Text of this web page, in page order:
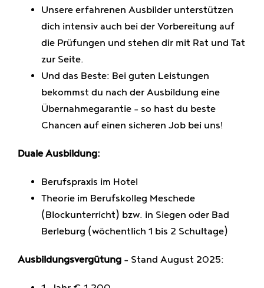
Unsere erfahrenen Ausbilder unterstützen
dich intensiv auch bei der Vorbereitung auf
die Prüfungen und stehen dir mit Rat und Tat
zur Seite.
Und das Beste: Bei guten Leistungen
bekommst du nach der Ausbildung eine
Übernahmegarantie – so hast du beste
Chancen auf einen sicheren Job bei uns!
Duale Ausbildung:
Berufspraxis im Hotel
Theorie im Berufskolleg Meschede
(Blockunterricht) bzw. in Siegen oder Bad
Berleburg (wöchentlich 1 bis 2 Schultage)
Ausbildungsvergütung– Stand August 2025: